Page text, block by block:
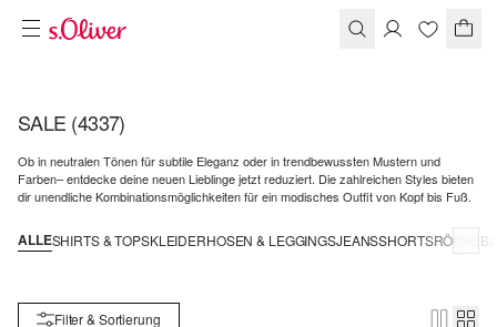
SALE (4337)
Ob in neutralen Tönen für subtile Eleganz oder in trendbewussten Mustern und
Farben– entdecke deine neuen Lieblinge jetzt reduziert. Die zahlreichen Styles bieten
dir unendliche Kombinationsmöglichkeiten für ein modisches Outfit von Kopf bis Fuß.
ALLESHIRTS & TOPSKLEIDERHOSEN & LEGGINGSJEANSSHORTSRÖCKE
Filter & Sortierung